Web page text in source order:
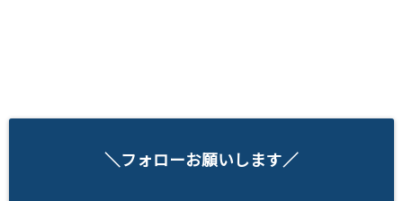
＼フォローお願いします／